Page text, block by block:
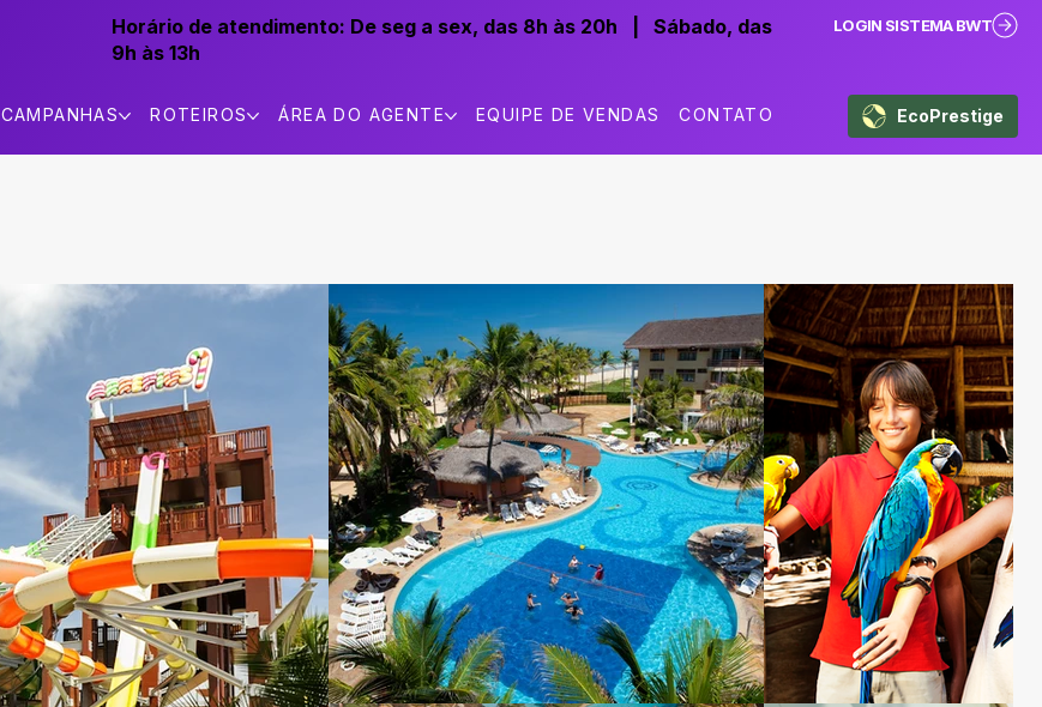
Horário de atendimento: De seg a sex, das 8h às 20h |Sábado, das
9h às 13h
LOGIN SISTEMA BWT
CAMPANHAS ROTEIROS ÁREA DO AGENTE EQUIPE DE VENDAS CONTATO EcoPrestige